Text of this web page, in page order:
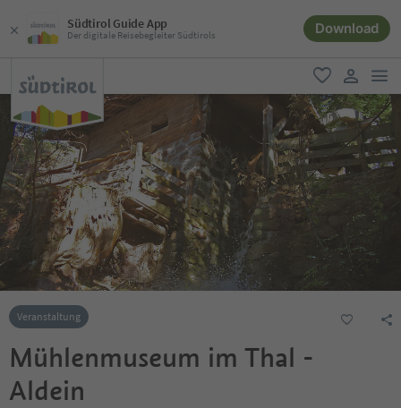
Südtirol Guide App
Der digitale Reisebegleiter Südtirols Download
favorit
user link
Veranstaltung
Mühlenmuseum im Thal -
Aldein